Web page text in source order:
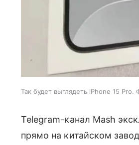
Так будет выглядеть iPhone 15 Pro.
Telegram-канал Mash
прямо на китайском